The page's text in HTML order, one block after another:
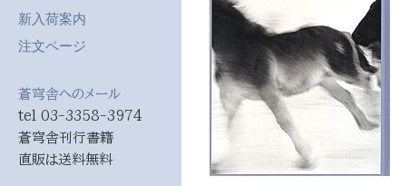
新入荷案内
注文ページ
蒼穹舎へのメール
tel 03-3358-3974
蒼穹舎刊行書籍
直販は送料無料